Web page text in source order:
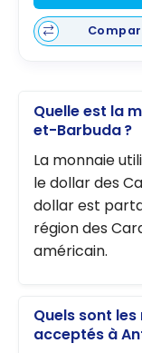
Quelle est la
et-Barbuda ?
La monnaie
le dollar des
dollar est
région des
américain.
Quels sont
acceptés à